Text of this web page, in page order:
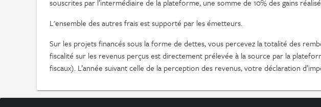
souscrites par l’intermédiaire de la plateforme, une somme de 10% des gains
L'ensemble des autres frais est supporté par les émetteurs.
Sur les projets financés sous la forme de dettes, vous percevez la totalité des
fiscalité sur les revenus perçus est directement prélevée à la source par la
fiscaux). L’année suivant celle de la perception des revenus, votre déclaration